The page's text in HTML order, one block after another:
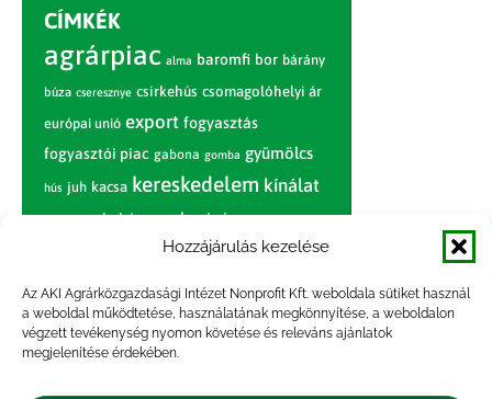
Hozzájárulás kezelése
Az AKI Agrárközgazdasági Intézet Nonprofit Kft. weboldala sütiket használ
a weboldal működtetése, használatának megkönnyítése, a weboldalon
végzett tevékenység nyomon követése és releváns ajánlatok
megjelenítése érdekében.
CÍMKÉK
agrárpiac alma baromfi bor bárány
búza cseresznye csirkehús csomagolóhelyi ár
európai unió export fogyasztás
fogyasztói piac gabona gomba gyümölcs
hús juh kacsa kereskedelem kínálat
körte marhahús nagybani piac narancs
nemzetközi árinformációk
paradicsom piac piaci jelentés
pulyka pulykahús sertés sertéshús
szarvasmarha termelés
termelői